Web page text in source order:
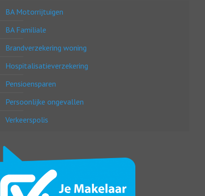
BA Motorrijtuigen
BA Familiale
Brandverzekering woning
Hospitalisatieverzekering
Pensioensparen
Persoonlijke ongevallen
Verkeerspolis